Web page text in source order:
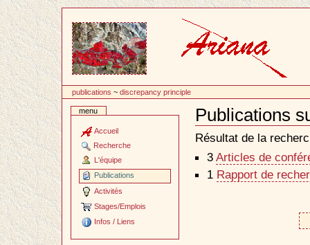
contenu
publications ~discrepancy principle
menu
Accueil
Recherche
L'équipe
Publications
Activités
Stages/Emplois
Infos / Liens
Publications
Document
Actions
Résultat de la
3 Articles de
1 Rapport de